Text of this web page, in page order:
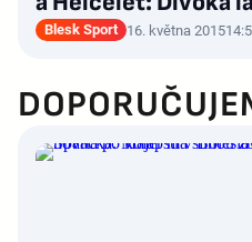
Blesk Sport 16. května 2015